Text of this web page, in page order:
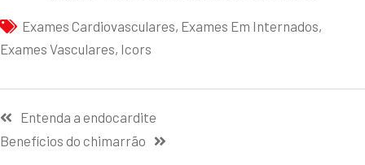
Exames Cardiovasculares, Exames Em Internados,
Exames Vasculares, Icors
Entenda a endocardite
Benefícios do chimarrão